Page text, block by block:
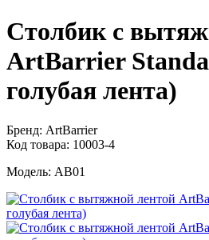
Столбик с
ArtBarrier
голубая лента)
Бренд: ArtBarrier
Код товара: 10003-4
Модель: AB01